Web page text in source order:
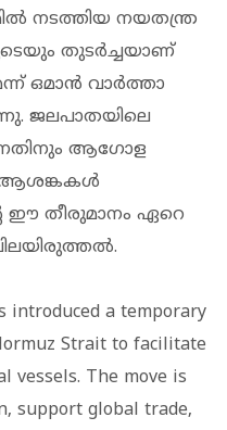
നടത്തിയ നയതന്ത്ര
തുടർച്ചയാണ്
ഒമാൻ വാർത്താ
ജലപാതയിലെ
ആഗോള
ആശങ്കകൾ
ഈ തീരുമാനം ഏറെ
introduced a temporary
Strait to facilitate
vessels. The move is
support global trade,